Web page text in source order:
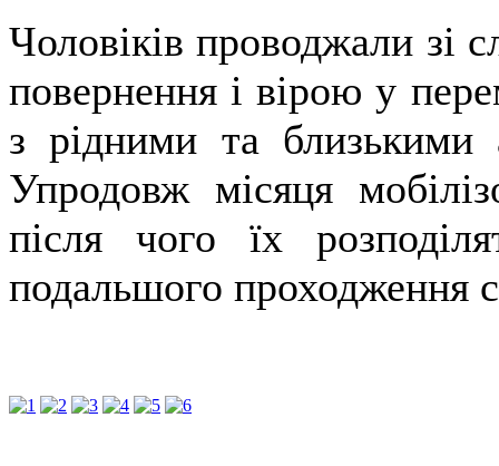
Чоловіків проводжали зі
повернення і вірою у
з рідними та близькими
Упродовж місяця
після чого їх
подальшого проходження